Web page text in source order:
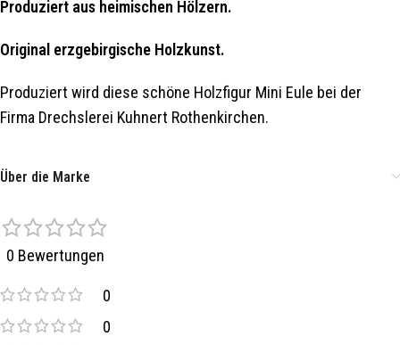
Produziert aus heimischen Hölzern.
Original erzgebirgische Holzkunst.
Produziert wird diese schöne Holzfigur Mini Eule bei der
Firma Drechslerei Kuhnert Rothenkirchen.
Über die Marke
0 Bewertungen
0
0